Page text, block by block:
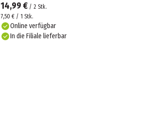
14,99 € /2 Stk.
7,50 € / 1 Stk.
Online verfügbar
In die Filiale lieferbar